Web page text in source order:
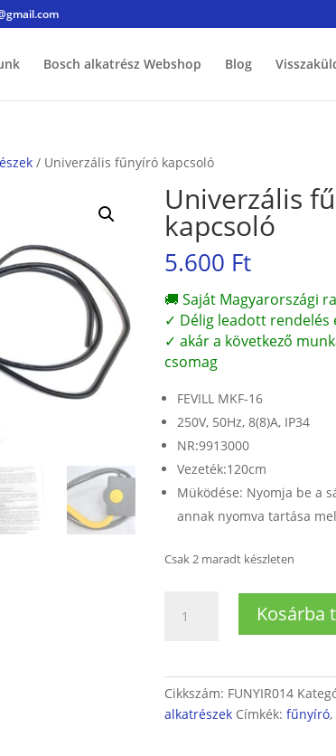
Bosch alkatrész Webshop Blog
/ Univerzális fűnyíró kapcsoló
Univerzális
kapcsoló
5.600 Ft
🚚 Saját Magyarországi
✓ Délig leadott rendelés
✓ akár a következő
csomag
FEVILL MKF-16
250V, 50Hz, 8(8)A, IP34
NR:9913000
Vezeték:120cm
Müködése: Nyomja be a
annak nyomva tartása
Csak 2 maradt készleten
fűnyíró
Kosárba
Cikkszám: FUNYIR014
alkatrészek Címkék:fűnyíró,